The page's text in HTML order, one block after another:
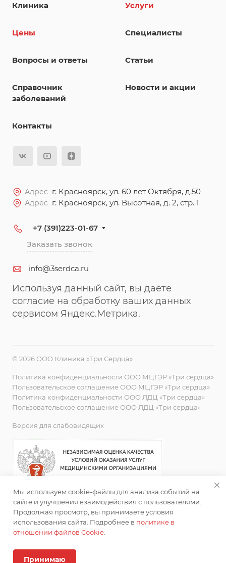
Клиника Услуги
Цены Специалисты
Вопросы и ответы Статьи
Справочник
заболеваний
Новости и акции
Контакты
Адрес г. Красноярск, ул. 60 лет Октября, д.50
Адрес г. Красноярск, ул. Высотная, д. 2, стр. 1
+7 (391)223-01-67
Заказать звонок
info@3serdca.ru
Используя данный сайт, вы даёте
согласие на обработку ваших данных
сервисом Яндекс.Метрика.
© 2026 ООО Клиника «Три Сердца»
Политика конфиденциальности ООО МЦГЭР «Три сердца»
Пользовательское соглашение ООО МЦГЭР «Три сердца»
Политика конфиденциальности ООО ЛДЦ «Три сердца»
Пользовательское соглашение ООО ЛДЦ «Три сердца»
Версия для слабовидящих
ИМЕЮТСЯ ПРОТИВОПОКАЗАНИЯ. НЕОБХОДИМА
Мы используем cookie-файлы для анализа событий на
сайте и улучшения взаимодействия с пользователями.
Продолжая просмотр, вы принимаете условия
использования сайта. Подробнее в политике в
отношении файлов Cookie
Принимаю